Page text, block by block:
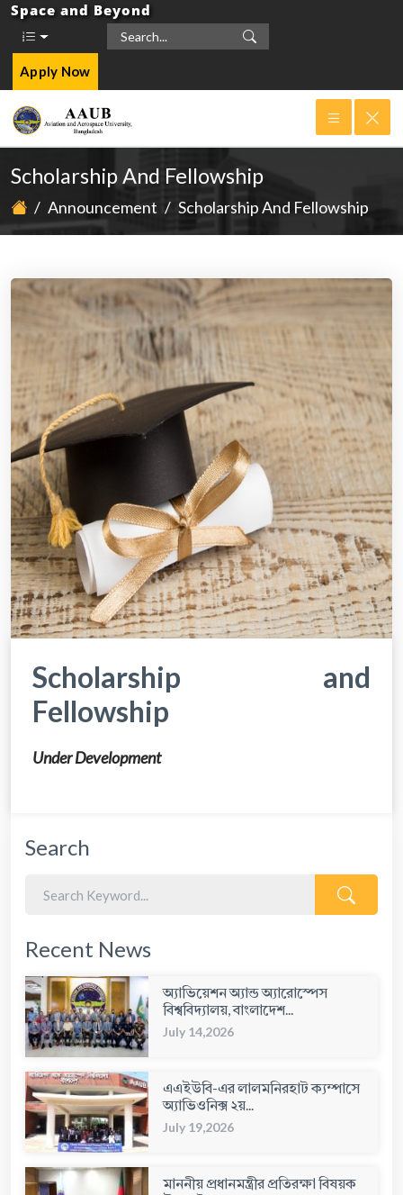
Space and Beyond
Apply Now
Scholarship And Fellowship
/ Announcement / Scholarship And Fellowship
Scholarship and
Fellowship
Under Development
Search
Recent News
অ্যাভিয়েশন অ্যান্ড অ্যারোস্পেস
বিশ্ববিদ্যালয়, বাংলাদেশ...
July 14,2026
এএইউবি-এর লালমনিরহাট ক্যম্পাসে
অ্যাভিওনিক্স ২য়...
July 19,2026
মাননীয় প্রধানমন্ত্রীর প্রতিরক্ষা বিষয়ক